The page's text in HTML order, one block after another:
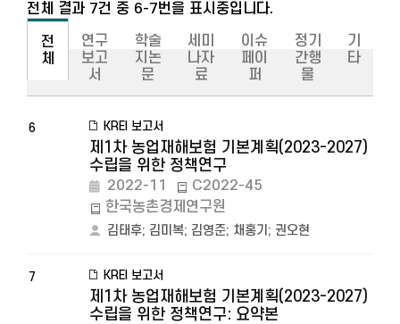
전체 결과 7건 중 6-7번을 표시중입니다.
전
체
연구
보고
서
학술
지논
문
세미
나자
료
이슈
페이
퍼
정기
간행
물
기
타
6 KREI 보고서
제1차 농업재해보험 기본계획(2023-2027)
수립을 위한 정책연구
2022-11
C2022-45
한국농촌경제연구원
김태후; 김미복; 김영준; 채홍기 ; 권오현
7 KREI 보고서
제1차 농업재해보험 기본계획(2023-2027)
수립을 위한 정책연구: 요약본